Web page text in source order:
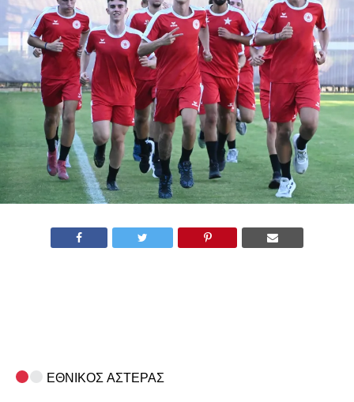
ΕΘΝΙΚΟΣ ΑΣΤΕΡΑΣ